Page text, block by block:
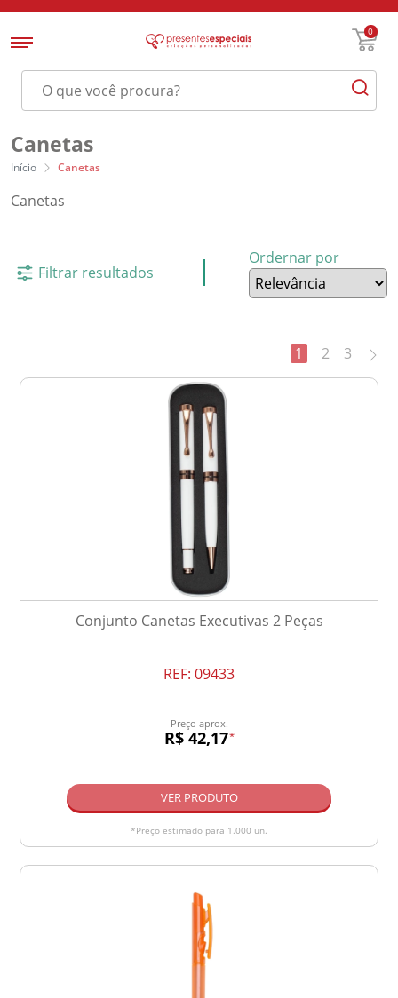
0
Canetas
Início Canetas
Canetas
Filtrar resultados
Ordernar por
1 2 3
Conjunto Canetas Executivas 2 Peças
REF: 09433
Preço aprox.
R$ 42,17*
VER PRODUTO
*Preço estimado para 1.000 un.